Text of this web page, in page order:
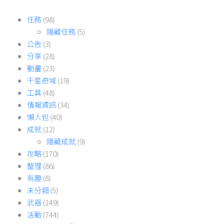
任務 (98)
隱藏任務 (5)
公告 (3)
分享(28)
動畫(23)
千星奇域 (19)
工具(48)
情報資訊(34)
懶人包(40)
成就(12)
隱藏成就(9)
攻略(170)
整理(86)
有趣(8)
未分類(5)
武器(149)
活動 (744)